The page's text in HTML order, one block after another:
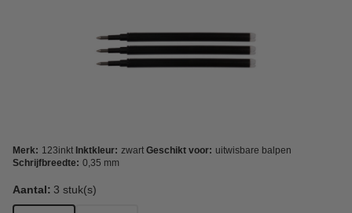
Merk: 123inkt Inktkleur: zwart Geschikt voor: uitwisbare balpen
Schrijfbreedte: 0,35 mm
Aantal: 3 stuk(s)